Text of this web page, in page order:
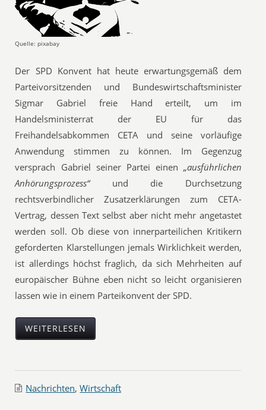
Quelle: pixabay
Der SPD Konvent hat heute erwartungsgemäß dem
Parteivorsitzenden und Bundeswirtschaftsminister
Sigmar Gabriel freie Hand erteilt, um im
Handelsministerrat der EU für das
Freihandelsabkommen CETA und seine vorläufige
Anwendung stimmen zu können. Im Gegenzug
versprach Gabriel seiner Partei einen „ausführlichen
Anhörungsprozess“und die Durchsetzung
rechtsverbindlicher Zusatzerklärungen zum CETA-
Vertrag, dessen Text selbst aber nicht mehr angetastet
werden soll. Ob diese von innerparteilichen Kritikern
geforderten Klarstellungen jemals Wirklichkeit werden,
ist allerdings höchst fraglich, da sich Mehrheiten auf
europäischer Bühne eben nicht so leicht organisieren
lassen wie in einem Parteikonvent der SPD.
WEITERLESEN
Nachrichten,Wirtschaft